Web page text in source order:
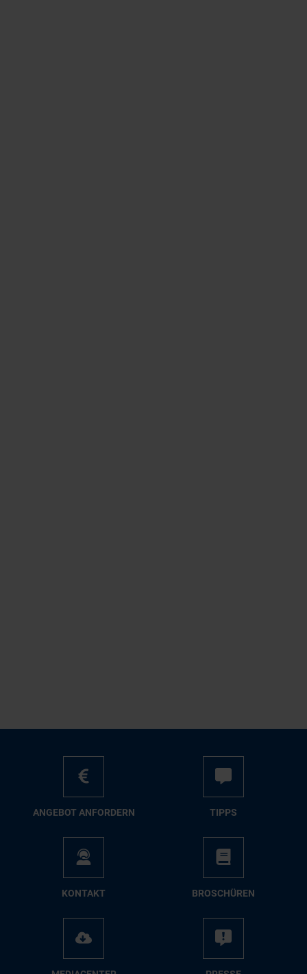
AN­GE­BOT AN­FOR­DERN TIPPS
KON­TAKT BRO­SCHÜ­REN